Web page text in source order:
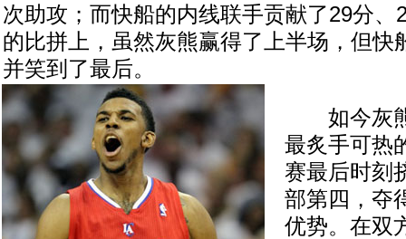
次助攻；而快船的内线联手贡献了29分、
的比拼上，虽然灰熊赢得了上半场，但快
并笑到了最后。
如今灰熊
最炙手可热
赛最后时刻
部第四，夺
优势。在双